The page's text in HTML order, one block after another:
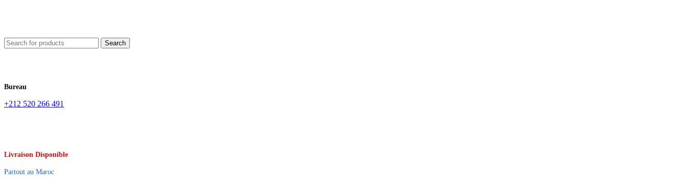
Search
Bureau
+212 520 266 491
Livraison Disponible
Partout au Maroc